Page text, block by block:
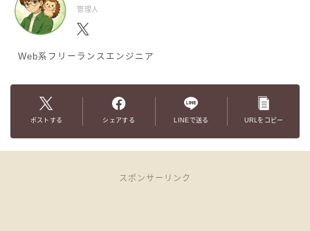
管理人
Web系フリーランスエンジニア
ポストする シェアする LINEで送る URLをコピー
スポンサーリンク